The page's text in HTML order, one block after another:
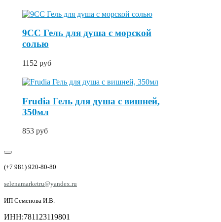
9CC Гель для душа с морской
солью
1152 руб
Frudia Гель для душа с вишней,
350мл
853 руб
(+7 981) 920-80-80
selenamarketru@yandex.ru
ИП Семенова И.В.
ИНН:781123119801